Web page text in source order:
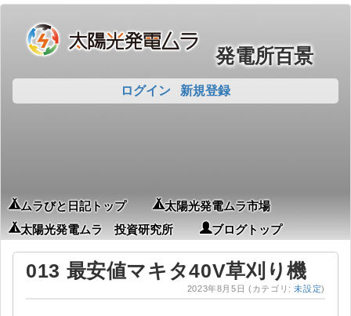
発電所百景
ログイン 新規登録
ムラびと日記トップ
太陽光発電ムラ市場
太陽光発電ムラ 投資研究所
ブログトップ
013 最安値マキタ40V草刈り機
2023年8月5日 (カテゴリ:未設定)